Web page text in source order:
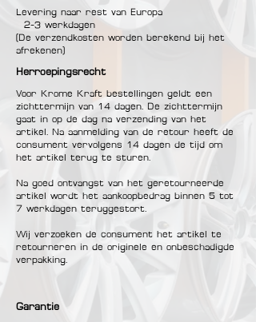
Levering naar rest van Europa
2-3 werkdagen
(De verzendkosten worden berekend bij het
afrekenen)
Herroepingsrecht
Voor Krome Kraft bestellingen geldt een
zichttermijn van 14 dagen. De zichttermijn
gaat in op de dag na verzending van het
artikel. Na aanmelding van de retour heeft de
consument vervolgens 14 dagen de tijd om
het artikel terug te sturen.
Na goed ontvangst van het geretourneerde
artikel wordt het aankoopbedrag binnen 5 tot
7 werkdagen teruggestort.
Wij verzoeken de consument het artikel te
retourneren in de originele en onbeschadigde
verpakking.
Garantie